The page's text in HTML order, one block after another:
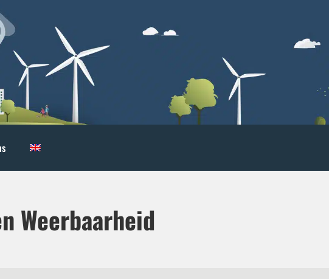
Weerbaarheid